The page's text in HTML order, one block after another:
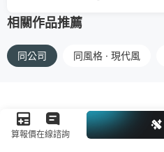
相關作品推薦
同公司 同風格 · 現代風
算報價在線諮詢